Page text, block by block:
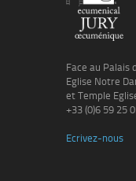
Face au Palais
Eglise Notre
et Temple
+33 (0)6 59 25
Ecrivez-nous